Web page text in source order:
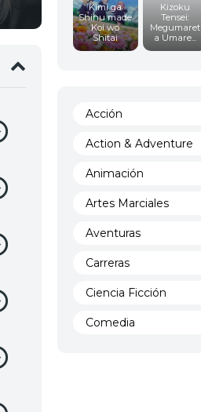
Kimi ga
Shinu made
Koi wo
Shitai
Kizoku
Tensei:
Megumaret
a Umare...
Acción
Action & Adventure
Animación
Artes Marciales
Aventuras
Carreras
Ciencia Ficción
Comedia